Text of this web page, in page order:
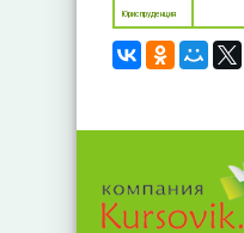
Юриспруденция